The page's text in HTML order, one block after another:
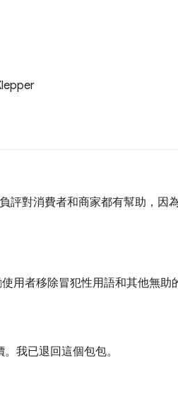
評對消費者和商家都有幫助，因
用者移除冒犯性用語和其他無助
我已退回這個包包。